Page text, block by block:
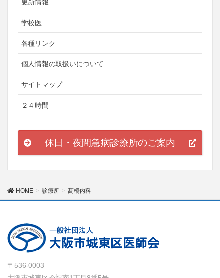
更新情報
学校医
各種リンク
個人情報の取扱いについて
サイトマップ
２４時間
休日・夜間急病診療所のご案内
HOME 診療所 髙橋内科
〒536-0003